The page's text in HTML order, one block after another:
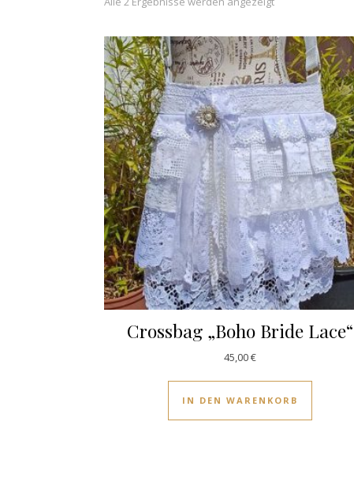
Crossbag „Boho Bride Lace“
45,00€
IN DEN WARENKORB